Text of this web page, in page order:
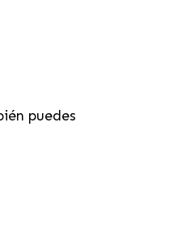
puedes